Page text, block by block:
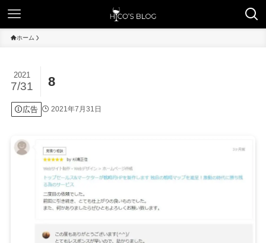
ホーム
8
2021
7/31
広告 2021年7月31日